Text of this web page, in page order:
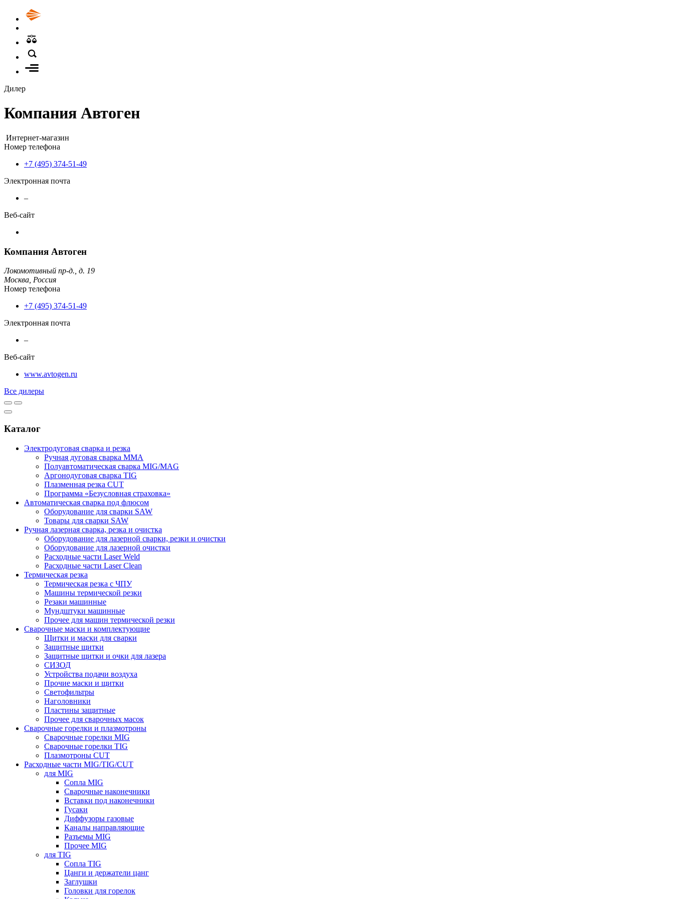
Дилер
Компания Автоген
Интернет-магазин
Номер телефона
+7 (495) 374-51-49
Электронная почта
–
Веб-сайт
Компания Автоген
Локомотивный пр-д., д. 19
Москва, Россия
Номер телефона
+7 (495) 374-51-49
Электронная почта
–
Веб-сайт
www.avtogen.ru
Все дилеры
Каталог
Электродуговая сварка и резка
Ручная дуговая сварка MMA
Полуавтоматическая сварка MIG/MAG
Аргонодуговая сварка TIG
Плазменная резка CUT
Программа «Безусловная страховка»
Автоматическая сварка под флюсом
Оборудование для сварки SAW
Товары для сварки SAW
Ручная лазерная сварка, резка и очистка
Оборудование для лазерной сварки, резки и очистки
Оборудование для лазерной очистки
Расходные части Laser Weld
Расходные части Laser Clean
Термическая резка
Термическая резка с ЧПУ
Машины термической резки
Резаки машинные
Мундштуки машинные
Прочее для машин термической резки
Сварочные маски и комплектующие
Щитки и маски для сварки
Защитные щитки
Защитные щитки и очки для лазера
СИЗОД
Устройства подачи воздуха
Прочие маски и щитки
Светофильтры
Наголовники
Пластины защитные
Прочее для сварочных масок
Сварочные горелки и плазмотроны
Сварочные горелки MIG
Сварочные горелки TIG
Плазмотроны CUT
Расходные части MIG/TIG/CUT
для MIG
Сопла MIG
Сварочные наконечники
Вставки под наконечники
Гусаки
Диффузоры газовые
Каналы направляющие
Разъемы MIG
Прочее MIG
для TIG
Сопла TIG
Цанги и держатели цанг
Заглушки
Головки для горелок